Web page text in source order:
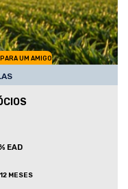
UM AMIGO
EAD
MESES